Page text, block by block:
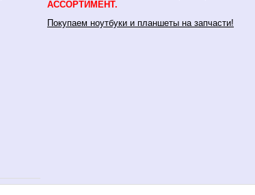
АССОРТИМЕНТ.
Покупаем ноутбуки и планшеты на запчасти!